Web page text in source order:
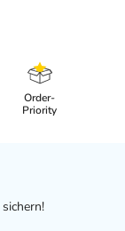
Order-
Priority
sichern!